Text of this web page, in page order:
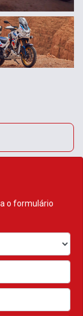
o formulário